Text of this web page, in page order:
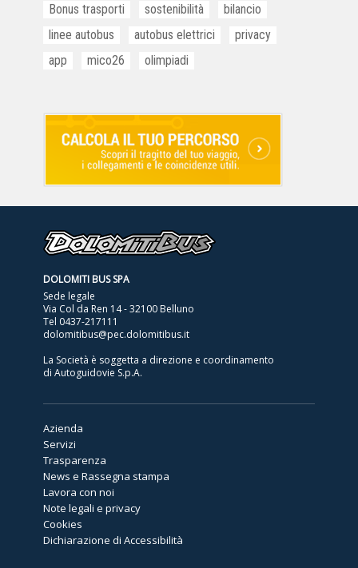
Bonus trasporti
sostenibilità
bilancio
linee autobus
autobus elettrici
privacy
app
mico26 olimpiadi
DOLOMITI BUS SPA
Sede legale
Via Col da Ren 14 - 32100 Belluno
Tel 0437-217111
dolomitibus@pec.dolomitibus.it
La Società è soggetta a direzione e coordinamento
di Autoguidovie S.p.A.
Azienda
Servizi
Trasparenza
News e Rassegna stampa
Lavora con noi
Note legali e privacy
Cookies
Dichiarazione di Accessibilità